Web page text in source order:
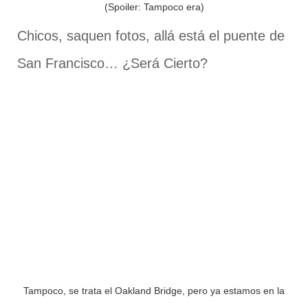
(Spoiler: Tampoco era)
Chicos, saquen fotos, allá está el puente de
San Francisco… ¿Será Cierto?
Tampoco, se trata el Oakland Bridge, pero ya estamos en la